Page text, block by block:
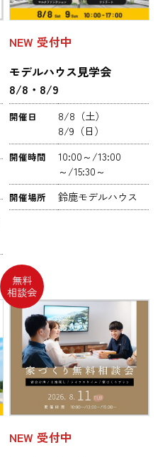
NEW 受付中
モデルハウス見学会
8/8・8/9
開催日
8/8（土）
8/9（日）
開催時間
10:00～/13:00
～/15:30～
開催場所 鈴鹿モデルハウス
無料
相談会
NEW 受付中